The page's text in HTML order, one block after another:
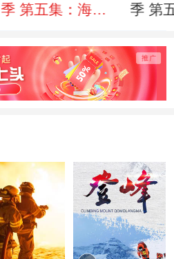
季 第五集：海洋
大运河把她留了下
来
季 第
感受
量